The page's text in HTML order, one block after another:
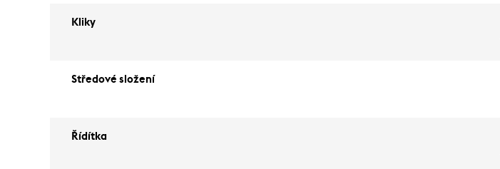
Kliky
Středové složení
Řídítka